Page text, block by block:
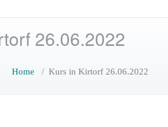
26.06.2022
Home / Kurs in Kirtorf 26.06.2022